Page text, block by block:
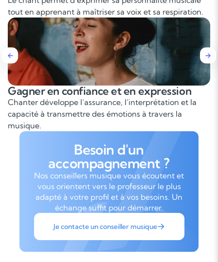
tout en apprenant à maîtriser sa voix et sa respiration.
en confiance et en expression
développe l’assurance, l’interprétation et la
à transmettre des émotions à travers la
Besoin d'un
accompagnement ?
Nos conseillers musique vous écoutent et
vous orientent vers le professeur le plus
adapté à votre profil et à vos besoins. Un
échange suffit pour démarrer.
Je contacte un conseiller musique